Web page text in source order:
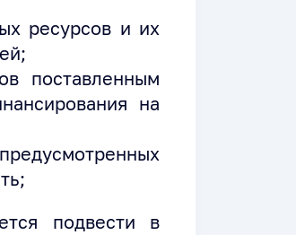
ресурсов и их
поставленным
на
подвести в